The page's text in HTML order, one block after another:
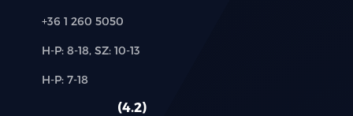
Telefon:
+36 1 260 5050
Új-
használt
H-P: 8-18, SZ: 10-13
Alkatrész,
H-P: 7-18
4.2